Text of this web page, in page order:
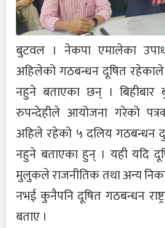
बुटवल । नेकपा एमालेका
अहिलेको गठबन्धन दूषित
नहुने बताएका छन् । बिहीबार
रुपन्देहीले आयोजना गरेको
अहिले रहेको ५ दलिय गठबन्धन
नहुने बताएका हुन् । यही यदि
मुलुकले राजनीतिक तथा अन्य
नभई कुनैपनि दूषित गठबन्धन
बताए ।